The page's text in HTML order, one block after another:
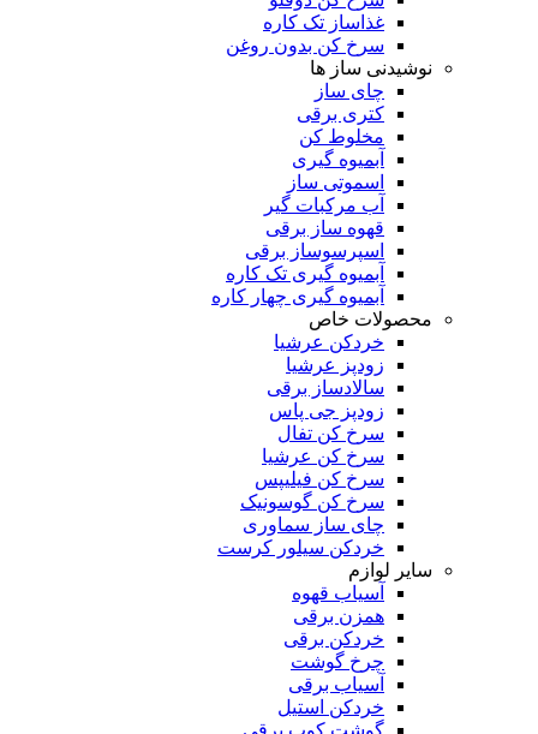
غذاساز تک کاره
سرخ کن بدون روغن
نوشیدنی ساز ها
چای ساز
کتری برقی
مخلوط کن
آبمیوه گیری
اسموتی ساز
آب مرکبات گیر
قهوه ساز برقی
اسپرسوساز برقی
آبمیوه گیری تک کاره
آبمیوه گیری چهار کاره
محصولات خاص
خردکن عرشیا
زودپز عرشیا
سالادساز برقی
زودپز جی پاس
سرخ کن تفال
سرخ کن عرشیا
سرخ کن فیلیپس
سرخ کن گوسونیک
چای ساز سماوری
خردکن سیلور کرست
سایر لوازم
آسیاب قهوه
همزن برقی
خردکن برقی
چرخ گوشت
آسیاب برقی
خردکن استیل
گوشت کوب برقی